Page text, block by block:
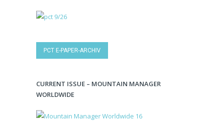
PCT E-PAPER-ARCHIV
CURRENT ISSUE – MOUNTAIN MANAGER
WORLDWIDE